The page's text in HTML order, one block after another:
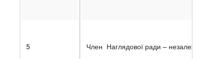
Член Наглядової ради – незалежний
5